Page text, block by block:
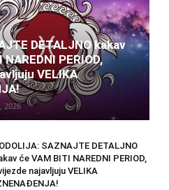
DETALJNO kakav
PERIOD,
VELIKA
2026
SAZNAJTE DETALJNO
će VAM BITI NAREDNI PERIOD,
najavljuju VELIKA